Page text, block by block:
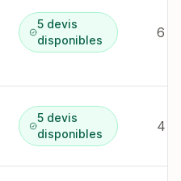
5 devis
disponibles
5 devis
disponibles
4 r